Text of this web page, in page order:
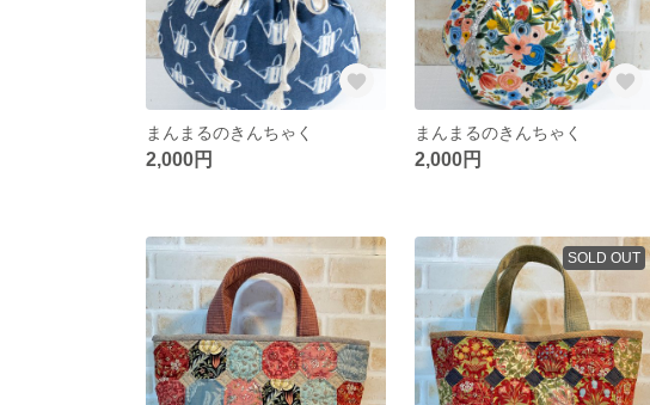
まんまるのきんちゃく
2,000円
まんまるのきんちゃく
2,000円
SOLD OUT